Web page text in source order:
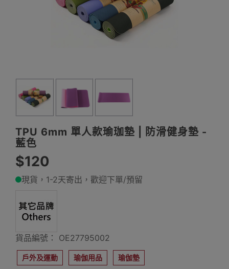
TPU 6mm 單人款瑜珈墊 | 防滑健身墊 -
藍色
$120
現貨，1-2天寄出，歡迎下單/預留
貨品編號： OE27795002
戶外及運動 瑜伽用品 瑜伽墊